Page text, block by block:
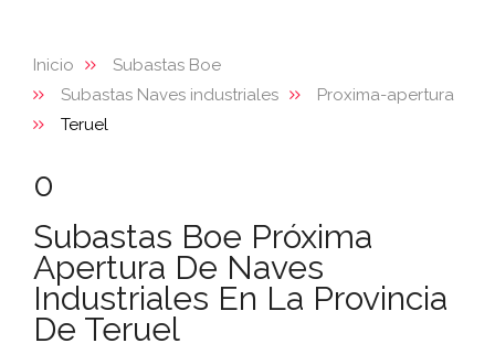
Inicio
Subastas Boe
Subastas Naves industriales
Proxima-apertura
Teruel
0
Subastas Boe Próxima
Apertura De Naves
Industriales En La Provincia
De Teruel